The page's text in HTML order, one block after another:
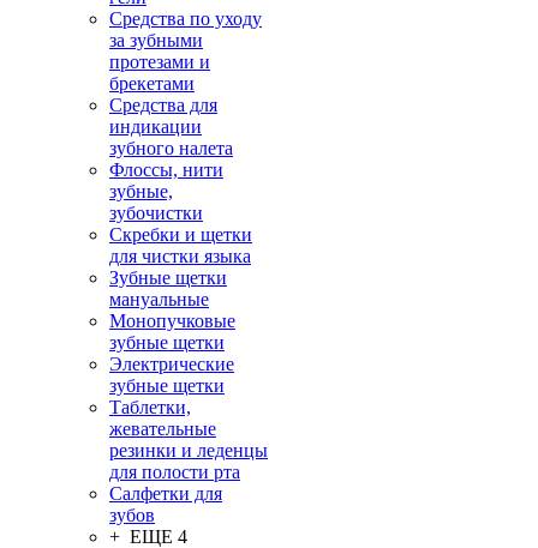
Средства по уходу
за зубными
протезами и
брекетами
Средства для
индикации
зубного налета
Флоссы, нити
зубные,
зубочистки
Скребки и щетки
для чистки языка
Зубные щетки
мануальные
Монопучковые
зубные щетки
Электрические
зубные щетки
Таблетки,
жевательные
резинки и леденцы
для полости рта
Салфетки для
зубов
+ ЕЩЕ 4